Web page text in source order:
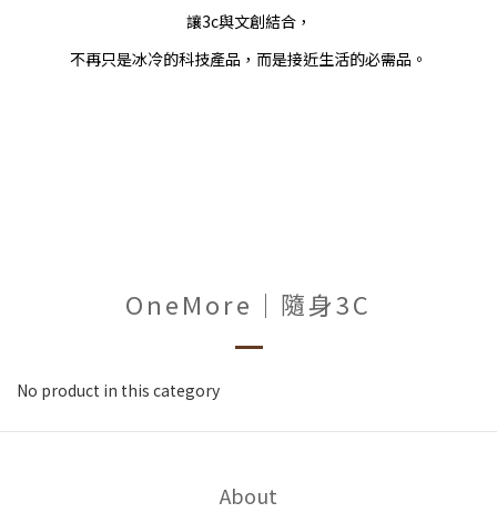
讓3c與文創結合，
不再只是冰冷的科技產品，而是接近生活的必需品。
OneMore｜隨身3C
No product in this category
About